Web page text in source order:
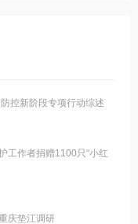
控新阶段专项行动综述
工作者捐赠1100只“小红
庆垫江调研